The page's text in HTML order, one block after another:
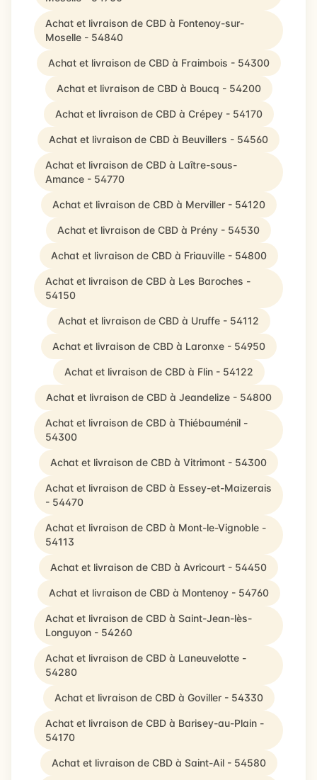
Achat et livraison de CBD à Fontenoy-sur-
Moselle - 54840
Achat et livraison de CBD à Fraimbois - 54300
Achat et livraison de CBD à Boucq - 54200
Achat et livraison de CBD à Crépey - 54170
Achat et livraison de CBD à Beuvillers - 54560
Achat et livraison de CBD à Laître-sous-
Amance - 54770
Achat et livraison de CBD à Merviller - 54120
Achat et livraison de CBD à Prény - 54530
Achat et livraison de CBD à Friauville - 54800
Achat et livraison de CBD à Les Baroches -
54150
Achat et livraison de CBD à Uruffe - 54112
Achat et livraison de CBD à Laronxe - 54950
Achat et livraison de CBD à Flin - 54122
Achat et livraison de CBD à Jeandelize - 54800
Achat et livraison de CBD à Thiébauménil -
54300
Achat et livraison de CBD à Vitrimont - 54300
Achat et livraison de CBD à Essey-et-Maizerais
- 54470
Achat et livraison de CBD à Mont-le-Vignoble -
54113
Achat et livraison de CBD à Avricourt - 54450
Achat et livraison de CBD à Montenoy - 54760
Achat et livraison de CBD à Saint-Jean-lès-
Longuyon - 54260
Achat et livraison de CBD à Laneuvelotte -
54280
Achat et livraison de CBD à Goviller - 54330
Achat et livraison de CBD à Barisey-au-Plain -
54170
Achat et livraison de CBD à Saint-Ail - 54580